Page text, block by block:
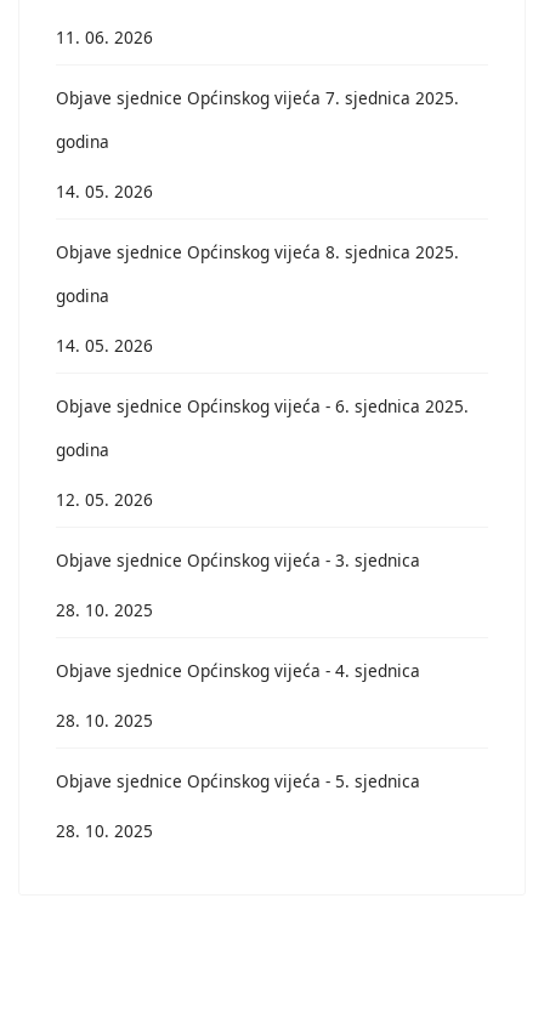
11. 06. 2026
Objave sjednice Općinskog vijeća 7. sjednica 2025.
godina
14. 05. 2026
Objave sjednice Općinskog vijeća 8. sjednica 2025.
godina
14. 05. 2026
Objave sjednice Općinskog vijeća - 6. sjednica 2025.
godina
12. 05. 2026
Objave sjednice Općinskog vijeća - 3. sjednica
28. 10. 2025
Objave sjednice Općinskog vijeća - 4. sjednica
28. 10. 2025
Objave sjednice Općinskog vijeća - 5. sjednica
28. 10. 2025